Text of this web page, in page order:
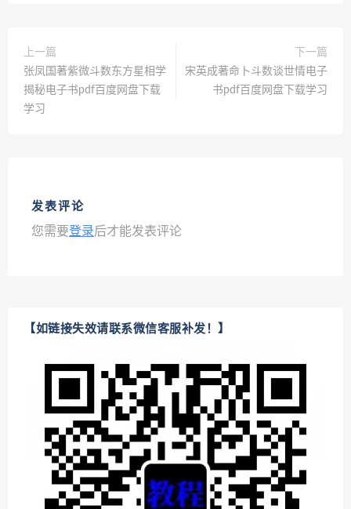
上一篇
张凤国著紫微斗数东方星相学
揭秘电子书pdf百度网盘下载
学习
下一篇
宋英成著命卜斗数谈世情电子
书pdf百度网盘下载学习
发表评论
您需要登录后才能发表评论
【如链接失效请联系微信客服补发！】